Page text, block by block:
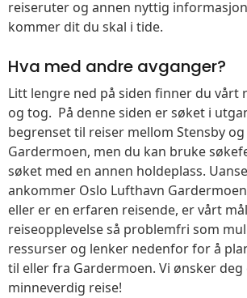
reiseruter og annen nyttig
kommer dit du skal i tide.
Hva med andre avganger?
Litt lengre ned på siden finner du vårt
og tog. På denne siden er søket i
begrenset til reiser mellom Stensby og
Gardermoen, men du kan bruke
søket med en annen holdeplass.
ankommer Oslo Lufthavn
eller er en erfaren reisende, er vårt
reiseopplevelse så problemfri som
ressurser og lenker nedenfor for å
til eller fra Gardermoen. Vi ønsker
minneverdig reise!